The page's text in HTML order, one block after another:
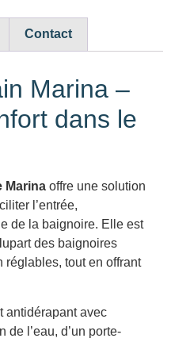
Contact
Marina –
dans le
Marina offre une solution
l’entrée,
de la baignoire. Elle est
des baignoires
réglables, tout en offrant
antidérapant avec
de l’eau, d’un porte-